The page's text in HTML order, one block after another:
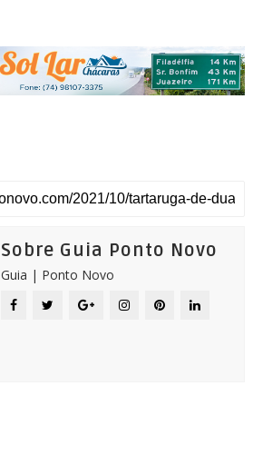
Sobre Guia Ponto Novo
Guia | Ponto Novo